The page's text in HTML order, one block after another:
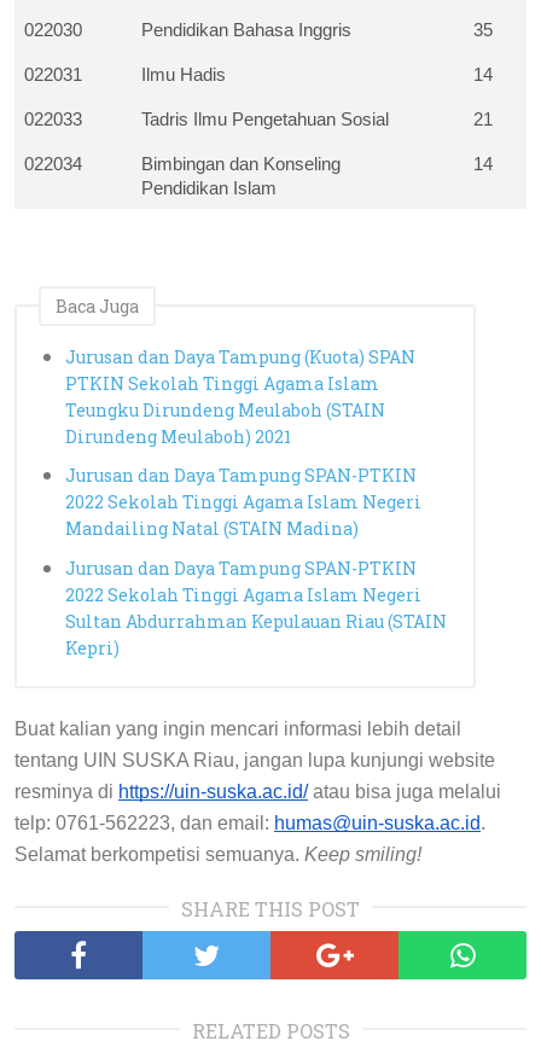
022030 Pendidikan Bahasa Inggris 35
022031 Ilmu Hadis 14
022033 Tadris Ilmu Pengetahuan Sosial 21
022034
Bimbingan dan Konseling
Pendidikan Islam
14
Baca Juga
Jurusan dan Daya Tampung (Kuota) SPAN
PTKIN Sekolah Tinggi Agama Islam
Teungku Dirundeng Meulaboh (STAIN
Dirundeng Meulaboh) 2021
Jurusan dan Daya Tampung SPAN-PTKIN
2022 Sekolah Tinggi Agama Islam Negeri
Mandailing Natal (STAIN Madina)
Jurusan dan Daya Tampung SPAN-PTKIN
2022 Sekolah Tinggi Agama Islam Negeri
Sultan Abdurrahman Kepulauan Riau (STAIN
Kepri)
Buat kalian yang ingin mencari informasi lebih detail
tentang UIN SUSKA Riau, jangan lupa kunjungi website
resminya di https://uin-suska.ac.id/ atau bisa juga melalui
telp: 0761-562223, dan email: humas@uin-suska.ac.id.
Selamat berkompetisi semuanya. Keep smiling!
SHARE THIS POST
RELATED POSTS